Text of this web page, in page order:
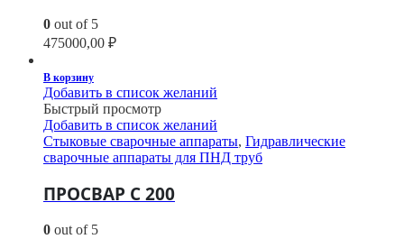
0 out of 5
475000,00 ₽
В корзину
Добавить в список желаний
Быстрый просмотр
Добавить в список желаний
Стыковые сварочные аппараты, Гидравлические
сварочные аппараты для ПНД труб
ПРОСВАР С 200
0 out of 5